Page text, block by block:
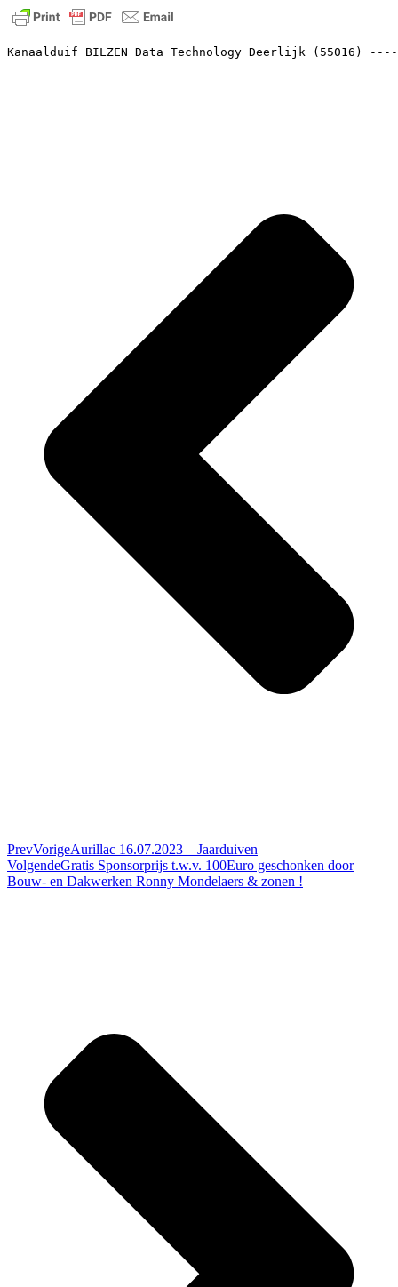
Kanaalduif BILZEN Data Technology Deerlijk (55016)
PrevVorigeAurillac 16.07.2023 – Jaarduiven
VolgendeGratis Sponsorprijs t.w.v. 100Euro geschonken door
Bouw- en Dakwerken Ronny Mondelaers & zonen !